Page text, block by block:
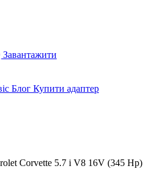
Завантажити
Блог Купити адаптер
Corvette 5.7 i V8 16V (345 Hp)